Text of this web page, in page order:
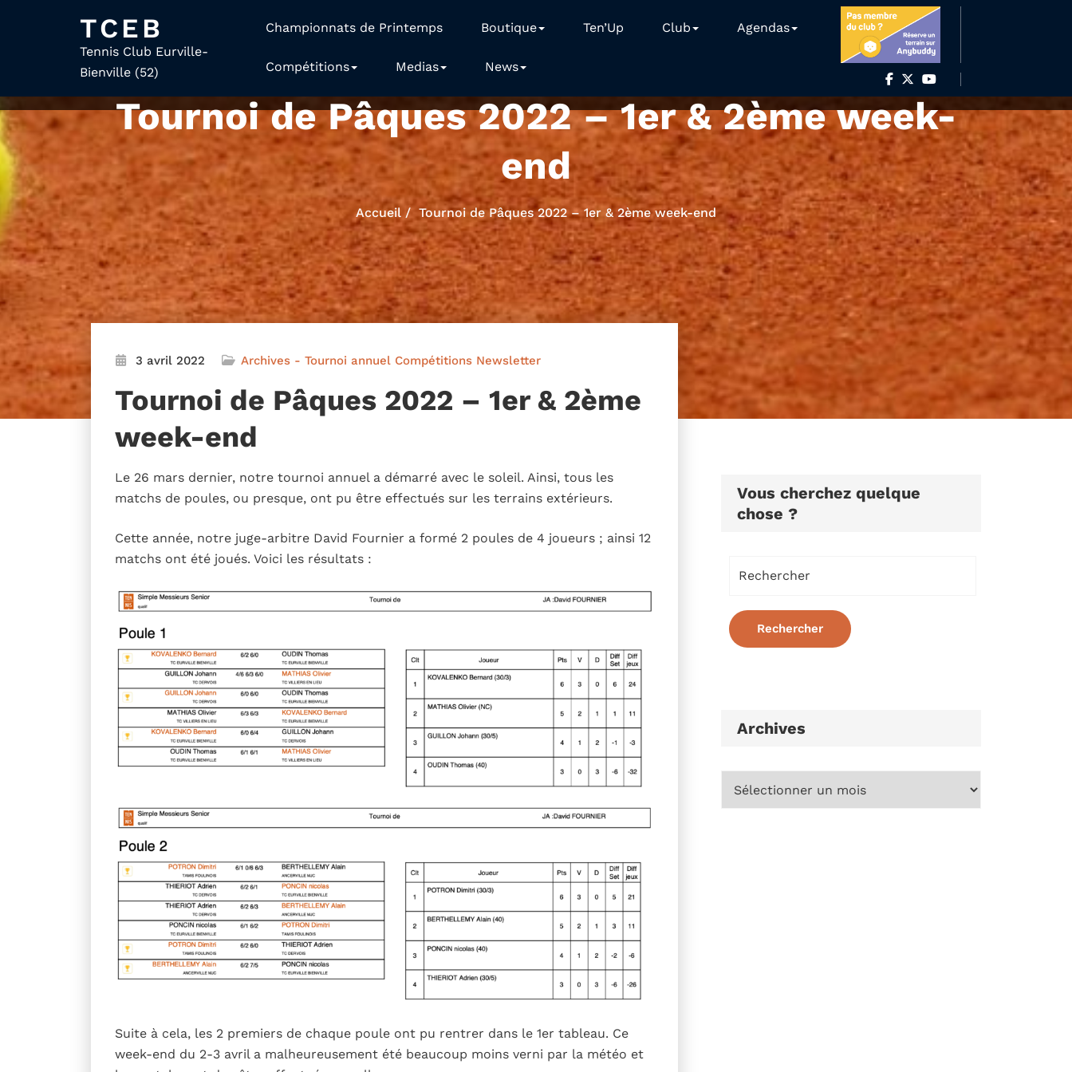
TCEB
Tennis Club Eurville-
Bienville (52)
Championnats de Printemps Boutique Ten’Up Club Agendas
Compétitions Medias News
Tournoi de Pâques 2022 – 1er & 2ème week-
end
Accueil Tournoi de Pâques 2022 – 1er & 2ème week-end
3 avril 2022 Archives - Tournoi annuel Compétitions Newsletter
Tournoi de Pâques 2022 – 1er & 2ème
week-end
Le 26 mars dernier, notre tournoi annuel a démarré avec le soleil. Ainsi, tous les
matchs de poules, ou presque, ont pu être effectués sur les terrains extérieurs.
Cette année, notre juge-arbitre David Fournier a formé 2 poules de 4 joueurs ; ainsi 12
matchs ont été joués. Voici les résultats :
Suite à cela, les 2 premiers de chaque poule ont pu rentrer dans le 1er tableau. Ce
week-end du 2-3 avril a malheureusement été beaucoup moins verni par la météo et
Vous cherchez quelque
chose ?
Archives